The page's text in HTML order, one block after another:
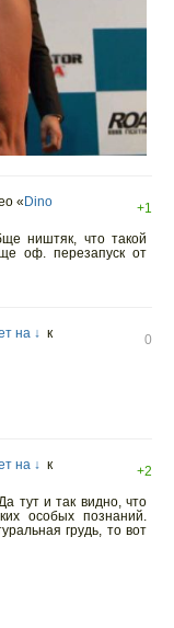
« Dino
+1
ништяк, что такой
оф. перезапуск от
на ↓ к
0
на ↓ к
+2
тут и так видно, что
особых познаний.
грудь, то вот